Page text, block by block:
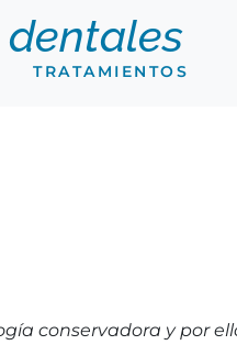
TRATAMIENTOS
dentales
conservadora y por